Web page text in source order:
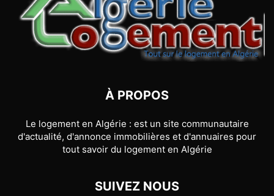
À PROPOS
Le logement en Algérie : est un site communautaire
d'actualité, d'annonce immobilières et d'annuaires pour
tout savoir du logement en Algérie
SUIVEZ NOUS